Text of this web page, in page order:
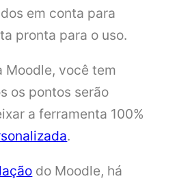
em conta para
pronta para o uso.
Moodle, você tem
os pontos serão
a ferramenta 100%
.
do Moodle, há